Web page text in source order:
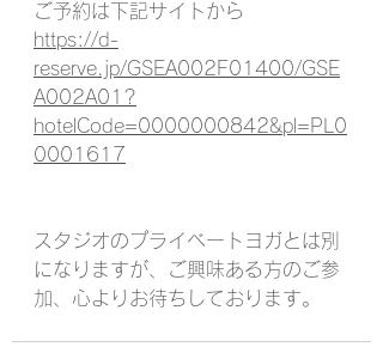
ご予約は下記サイトから
https://d-
reserve.jp/GSEA002F01400/GSE
A002A01?
hotelCode=0000000842&pl=PL0
0001617
スタジオのプライベートヨガとは別
になりますが、ご興味ある方のご参
加、心よりお待ちしております。